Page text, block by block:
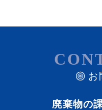
お
廃棄物の